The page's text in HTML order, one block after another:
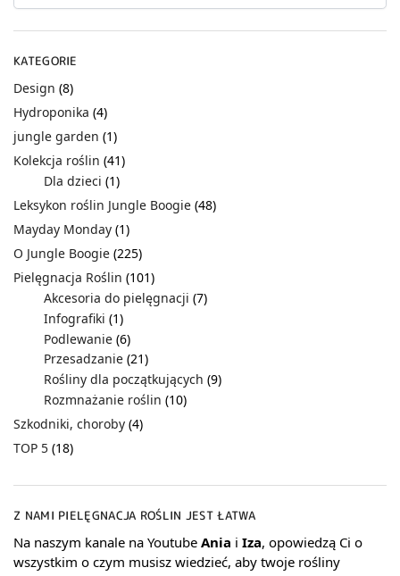
KATEGORIE
Design (8)
Hydroponika (4)
jungle garden (1)
Kolekcja roślin (41)
Dla dzieci (1)
Leksykon roślin Jungle Boogie (48)
Mayday Monday (1)
O Jungle Boogie (225)
Pielęgnacja Roślin (101)
Akcesoria do pielęgnacji (7)
Infografiki (1)
Podlewanie (6)
Przesadzanie (21)
Rośliny dla początkujących (9)
Rozmnażanie roślin (10)
Szkodniki, choroby (4)
TOP 5 (18)
Z NAMI PIELĘGNACJA ROŚLIN JEST ŁATWA
Na naszym kanale na Youtube Ania i Iza, opowiedzą Ci o
wszystkim o czym musisz wiedzieć, aby twoje rośliny